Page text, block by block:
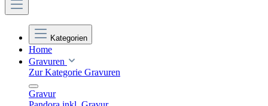
Kategorien
Home
Gravuren
Zur Kategorie Gravuren
Gravur